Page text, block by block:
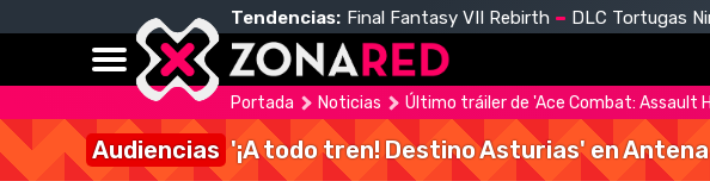
Tendencias: Final Fantasy VII Rebirth DLC Tortugas
Portada Noticias Último tráiler de 'Ace Combat: Assault
Audiencias '¡A todo tren! Destino Asturias' en